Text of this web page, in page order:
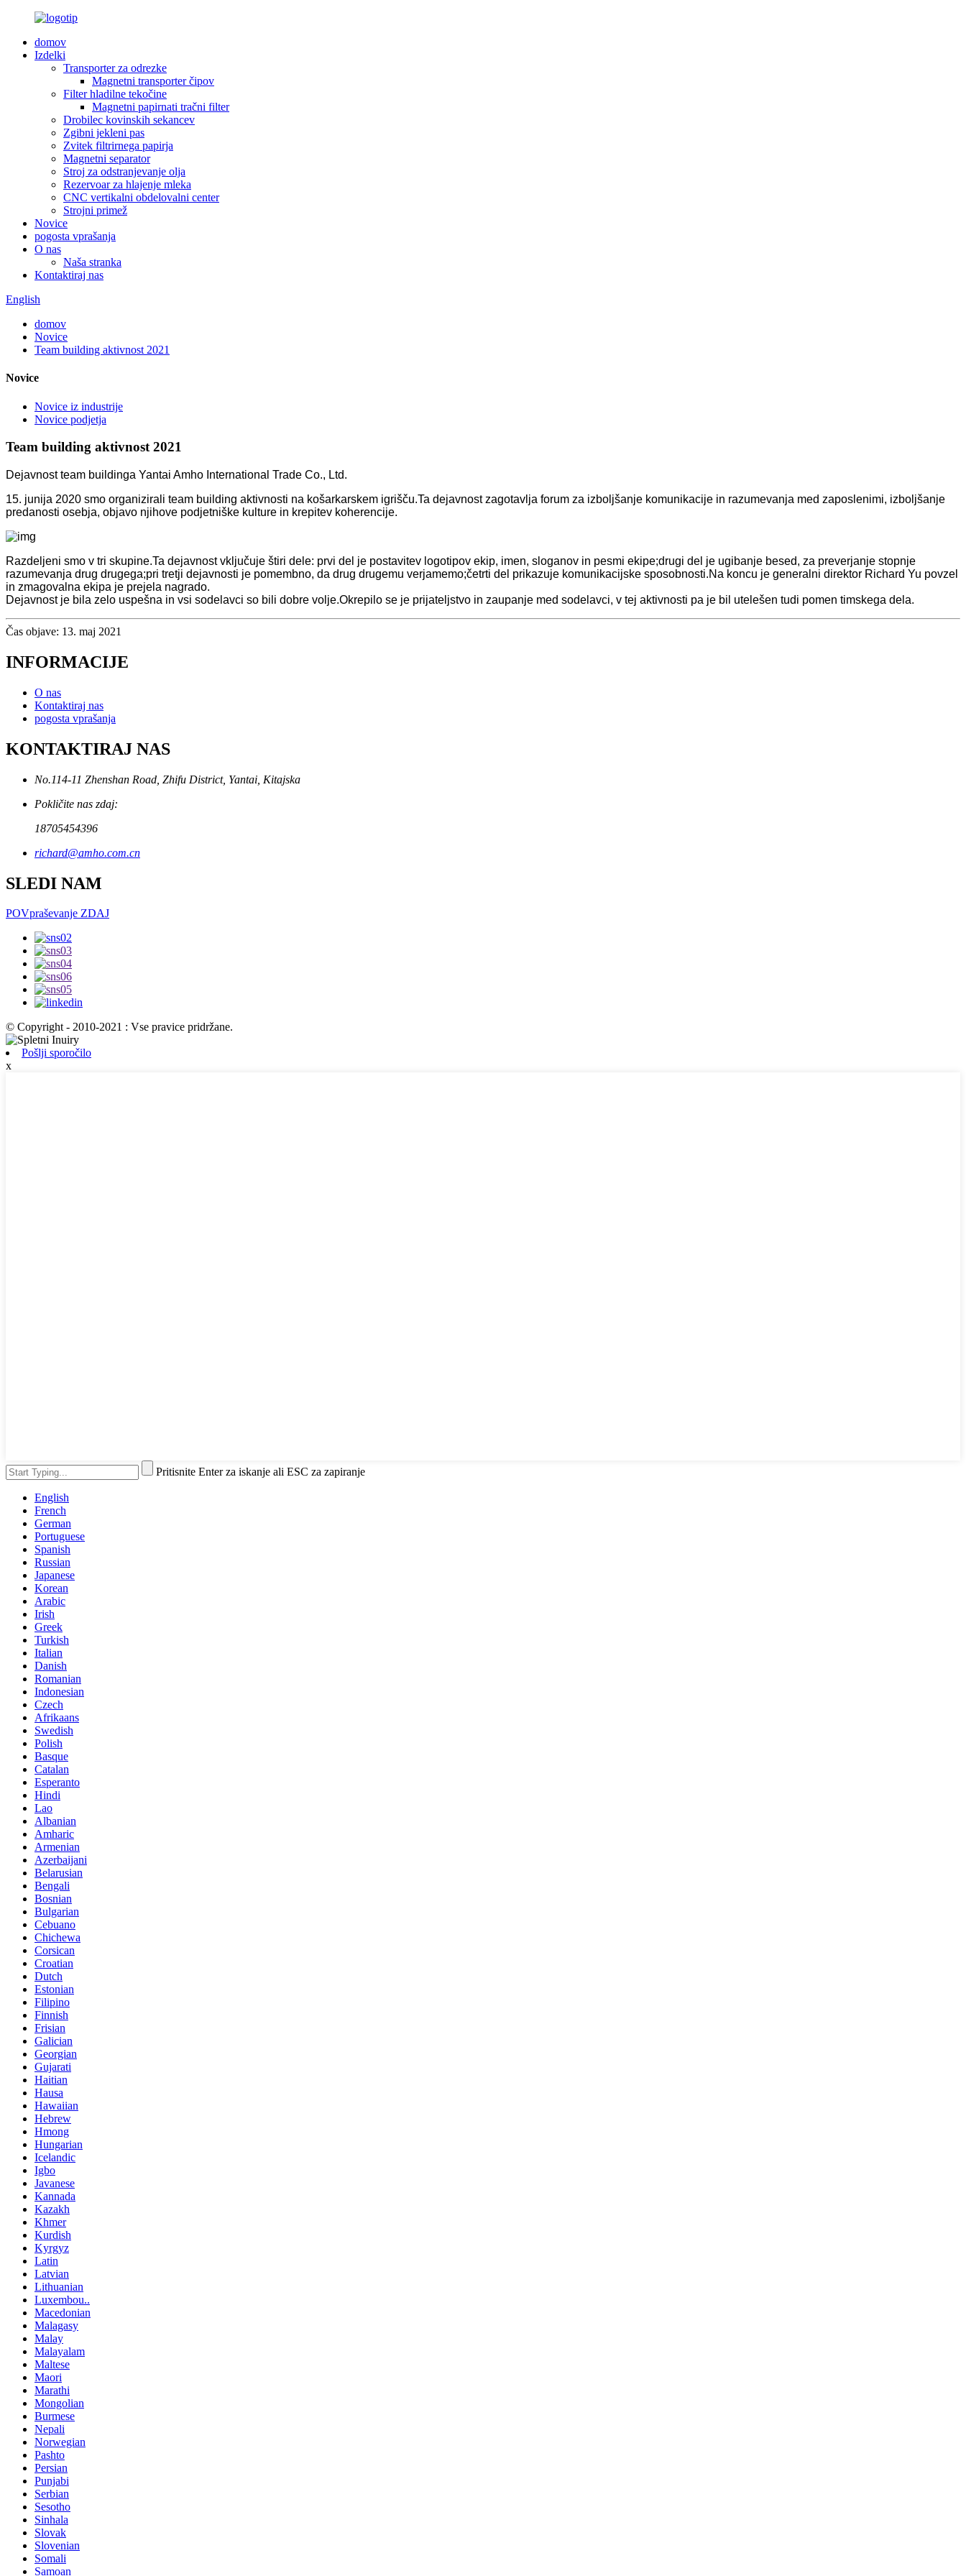
domov
Izdelki
Transporter za odrezke
Magnetni transporter čipov
Filter hladilne tekočine
Magnetni papirnati tračni filter
Drobilec kovinskih sekancev
Zgibni jekleni pas
Zvitek filtrirnega papirja
Magnetni separator
Stroj za odstranjevanje olja
Rezervoar za hlajenje mleka
CNC vertikalni obdelovalni center
Strojni primež
Novice
pogosta vprašanja
O nas
Naša stranka
Kontaktiraj nas
English
domov
Novice
Team building aktivnost 2021
Novice
Novice iz industrije
Novice podjetja
Team building aktivnost 2021
Dejavnost team buildinga Yantai Amho International Trade Co., Ltd.
15. junija 2020 smo organizirali team building aktivnosti na košarkarskem igrišču.Ta dejavnost zagotavlja forum za izboljšanje komunikacije in razumevanja med zaposlenimi, izboljšanje
predanosti osebja, objavo njihove podjetniške kulture in krepitev koherencije.
Razdeljeni smo v tri skupine.Ta dejavnost vključuje štiri dele: prvi del je postavitev logotipov ekip, imen, sloganov in pesmi ekipe;drugi del je ugibanje besed, za preverjanje stopnje
razumevanja drug drugega;pri tretji dejavnosti je pomembno, da drug drugemu verjamemo;četrti del prikazuje komunikacijske sposobnosti.Na koncu je generalni direktor Richard Yu povzel
in zmagovalna ekipa je prejela nagrado.
Dejavnost je bila zelo uspešna in vsi sodelavci so bili dobre volje.Okrepilo se je prijateljstvo in zaupanje med sodelavci, v tej aktivnosti pa je bil utelešen tudi pomen timskega dela.
Čas objave: 13. maj 2021
INFORMACIJE
O nas
Kontaktiraj nas
pogosta vprašanja
KONTAKTIRAJ NAS
No.114-11 Zhenshan Road, Zhifu District, Yantai, Kitajska
Pokličite nas zdaj:
18705454396
richard@amho.com.cn
SLEDI NAM
POVpraševanje ZDAJ
© Copyright - 2010-2021 : Vse pravice pridržane.
Pošlji sporočilo
x
Pritisnite Enter za iskanje ali ESC za zapiranje
English
French
German
Portuguese
Spanish
Russian
Japanese
Korean
Arabic
Irish
Greek
Turkish
Italian
Danish
Romanian
Indonesian
Czech
Afrikaans
Swedish
Polish
Basque
Catalan
Esperanto
Hindi
Lao
Albanian
Amharic
Armenian
Azerbaijani
Belarusian
Bengali
Bosnian
Bulgarian
Cebuano
Chichewa
Corsican
Croatian
Dutch
Estonian
Filipino
Finnish
Frisian
Galician
Georgian
Gujarati
Haitian
Hausa
Hawaiian
Hebrew
Hmong
Hungarian
Icelandic
Igbo
Javanese
Kannada
Kazakh
Khmer
Kurdish
Kyrgyz
Latin
Latvian
Lithuanian
Luxembou..
Macedonian
Malagasy
Malay
Malayalam
Maltese
Maori
Marathi
Mongolian
Burmese
Nepali
Norwegian
Pashto
Persian
Punjabi
Serbian
Sesotho
Sinhala
Slovak
Slovenian
Somali
Samoan